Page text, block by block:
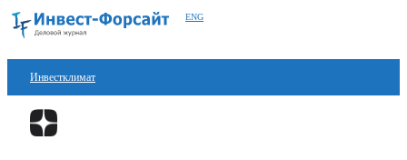
ENG
Инвестклимат
Финансы